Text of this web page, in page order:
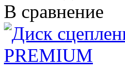
В сравнение